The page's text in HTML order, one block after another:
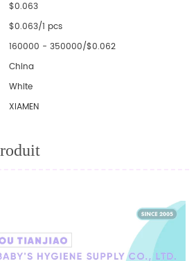
$0.063
$0.063/1 pcs
160000 - 350000/$0.062
China
White
XIAMEN